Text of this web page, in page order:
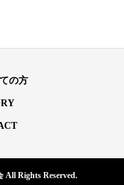
の方
Rights Reserved.